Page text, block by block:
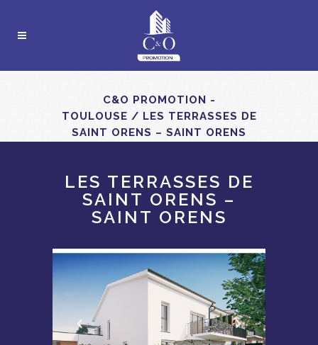
C&O PROMOTION -
TOULOUSE / LES TERRASSES DE
SAINT ORENS – SAINT ORENS
LES TERRASSES DE
SAINT ORENS –
SAINT ORENS